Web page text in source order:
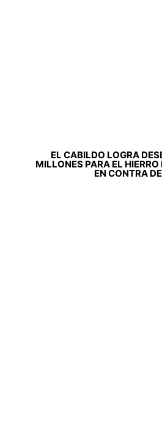
EL CABILDO LOGRA
MILLONES PARA EL
EN CONTRA